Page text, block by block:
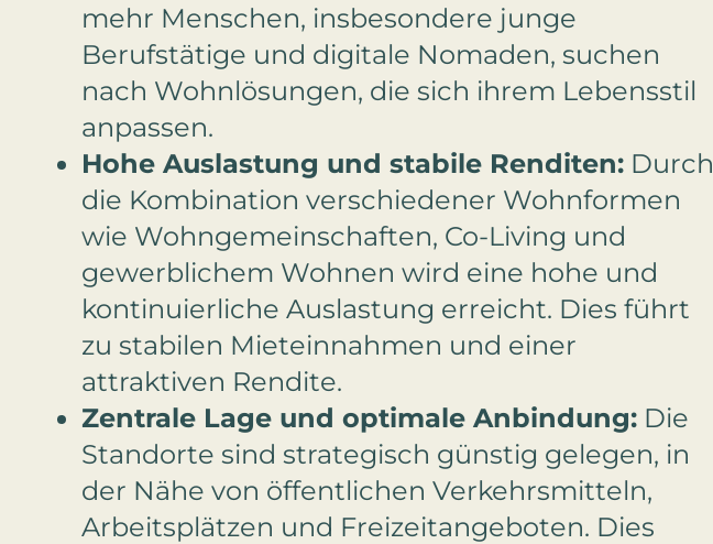
mehr Menschen, insbesondere junge
Berufstätige und digitale Nomaden, suchen
nach Wohnlösungen, die sich ihrem Lebensstil
anpassen.
Hohe Auslastung und stabile Renditen: Durch
die Kombination verschiedener Wohnformen
wie Wohngemeinschaften, Co-Living und
gewerblichem Wohnen wird eine hohe und
kontinuierliche Auslastung erreicht. Dies führt
zu stabilen Mieteinnahmen und einer
attraktiven Rendite.
Zentrale Lage und optimale Anbindung: Die
Standorte sind strategisch günstig gelegen, in
der Nähe von öffentlichen Verkehrsmitteln,
Arbeitsplätzen und Freizeitangeboten. Dies